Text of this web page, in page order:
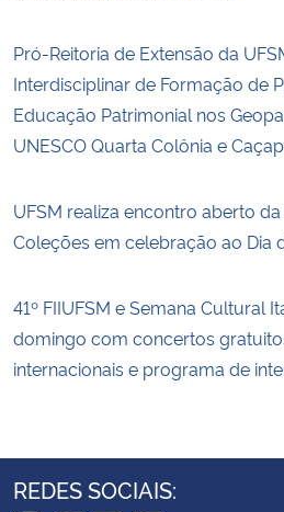
Pró-Reitoria de Extensão da
Interdisciplinar de Formação de
Educação Patrimonial nos
UNESCO Quarta Colônia e
UFSM realiza encontro aberto
Coleções em celebração ao Dia
41º FIIUFSM e Semana Cultural
domingo com concertos
internacionais e programa de
REDES SOCIAIS: